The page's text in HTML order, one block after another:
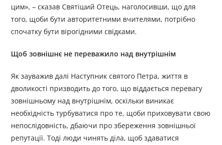
цим», – сказав Святіший Отець, наголосивши, що для
того, щоби бути авторитетними вчителями, потрібно
спочатку бути вірогідними свідками.
Щоб зовнішнє не переважило над внутрішнім
Як зауважив далі Наступник святого Петра, життя в
дволикості призводить до того, що віддається перевагу
зовнішньому над внутрішнім, оскільки виникає
необхідність турбуватися про те, щоби приховувати свою
непослідовність, дбаючи про збереження зовнішньої
репутації. Тоді люди чинять діла, щоб здаватися